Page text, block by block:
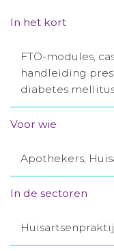
Contact
Winkelwagentje
Aanmelden
In het kort
FTO-modules,
handleiding
diabetes
Voor wie
Apothekers,
In de sectoren